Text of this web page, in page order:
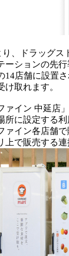
、ドラッグス
ーションの先
14店舗に設置
け取れます。
ァイン 中延店
所に設定する
ァイン各店舗
上で販売する連